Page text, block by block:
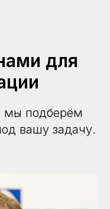
для
мы подберём
вашу задачу.